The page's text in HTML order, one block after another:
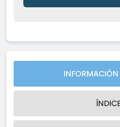
INFORMACIÓN